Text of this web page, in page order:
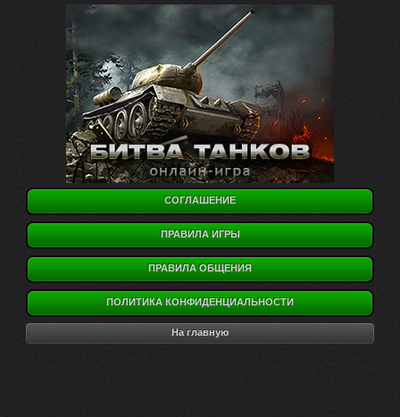
СОГЛАШЕНИЕ
ПРАВИЛА ИГРЫ
ПРАВИЛА ОБЩЕНИЯ
ПОЛИТИКА КОНФИДЕНЦИАЛЬНОСТИ
На главную